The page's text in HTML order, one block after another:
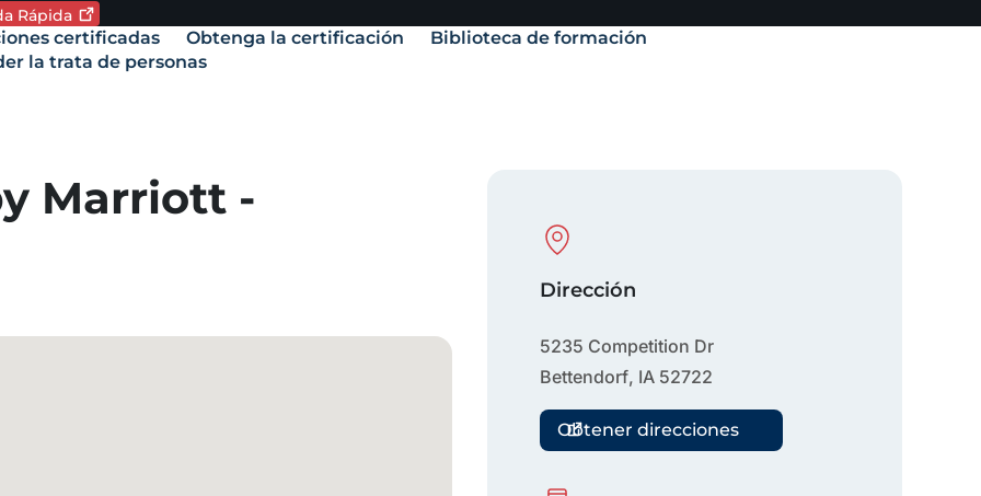
Idioma actual:
Rápida
certificadas Obtenga la certificación
Biblioteca de formación
la trata de personas
Marriott -
Physical Location
Dirección
5235 Competition Dr
Bettendorf, IA 52722
Obtener direcciones